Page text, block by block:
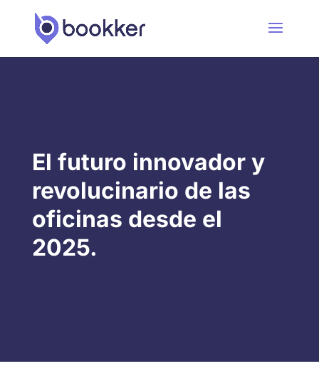
El futuro innovador y
revolucinario de las
oficinas desde el
2025.